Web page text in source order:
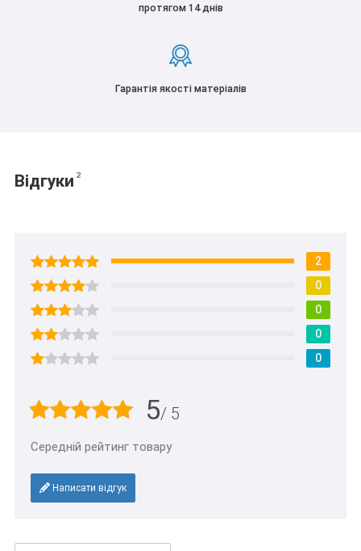
протягом 14 днів
Гарантія якості матеріалів
Відгуки 2
5/ 5
Середній рейтинг товару
Написати відгук
2
0
0
0
0